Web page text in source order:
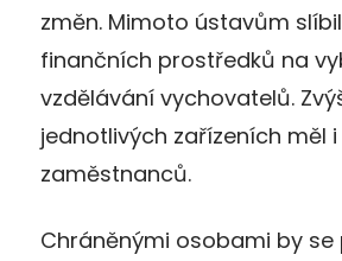
změn. Mimoto ústavům
finančních prostředků na
vzdělávání vychovatelů.
jednotlivých zařízeních měl
zaměstnanců.
Chráněnými osobami by